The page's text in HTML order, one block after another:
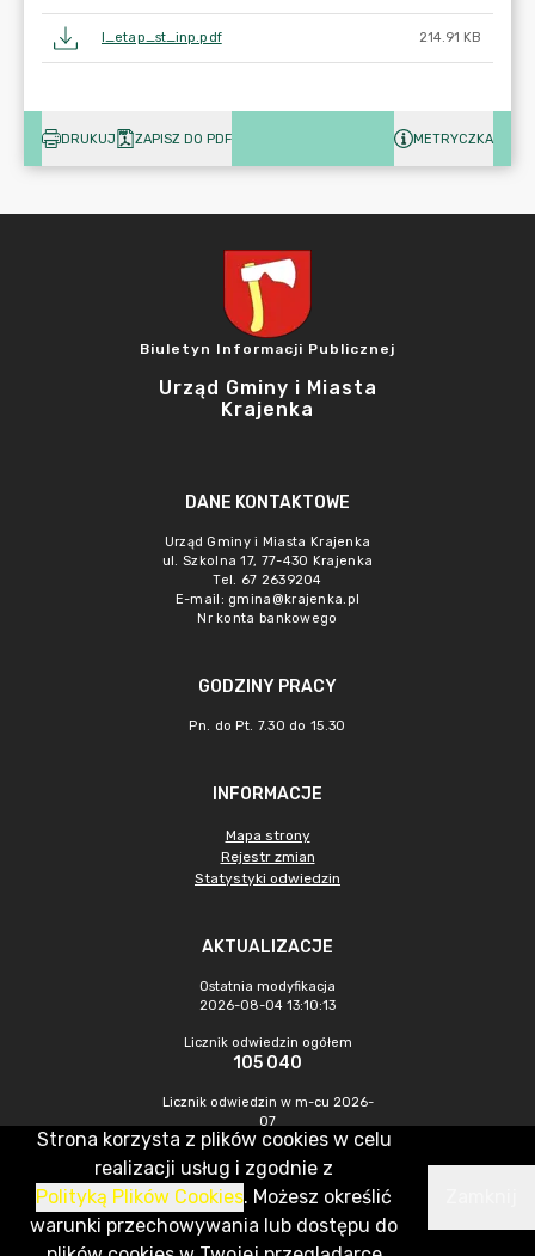
I_etap_st_inp.pdf 214.91 KB
DRUKUJ ZAPISZ DO PDF METRYCZKA
Biuletyn Informacji Publicznej
Urząd Gminy i Miasta
Krajenka
DANE KONTAKTOWE
Urząd Gminy i Miasta Krajenka
ul. Szkolna 17, 77-430 Krajenka
Tel. 67 2639204
E-mail: gmina@krajenka.pl
Nr konta bankowego
GODZINY PRACY
Pn. do Pt. 7.30 do 15.30
INFORMACJE
Mapa strony
Rejestr zmian
Statystyki odwiedzin
AKTUALIZACJE
Ostatnia modyfikacja
2026-08-04 13:10:13
Licznik odwiedzin ogółem
105 040
Licznik odwiedzin w m-cu 2026-
07
416
CMS & Hosting: Nefeni Sp. z o.o.
Strona korzysta z plików cookies w celu
realizacji usług i zgodnie z
Polityką Plików Cookies. Możesz określić
warunki przechowywania lub dostępu do